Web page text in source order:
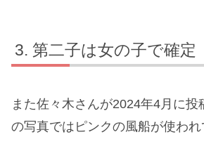
第二子は女の子で確定
また佐々木さんが2024年4月に投
の写真ではピンクの風船が使われ